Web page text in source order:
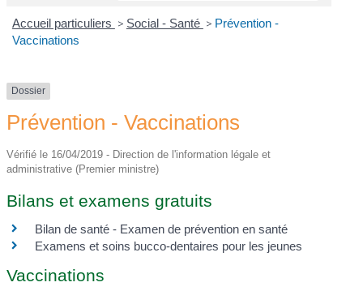
Accueil particuliers > Social - Santé > Prévention -
Vaccinations
Dossier
Prévention - Vaccinations
Vérifié le 16/04/2019 - Direction de l'information légale et
administrative (Premier ministre)
Bilans et examens gratuits
Bilan de santé - Examen de prévention en santé
Examens et soins bucco-dentaires pour les jeunes
Vaccinations